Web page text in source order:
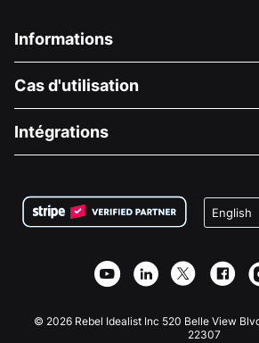
Informations
À propos de nous
Carrières
Confidentialité
Partenariat d'affiliation
Bibliothèque
Cas d'utilisation
Collecte de fonds médicale
Collecte de fonds caritative
Intégrations
Plugin de don Wix
Application de don Webflow
Don Joomla
© 2026 Rebel Idealist Inc 520 Belle View
22307